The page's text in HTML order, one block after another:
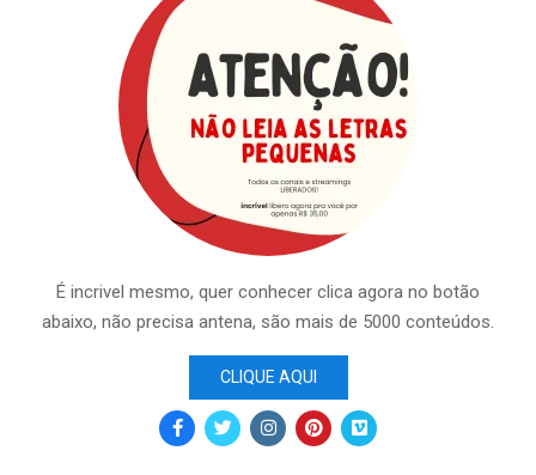
É incrivel mesmo, quer conhecer clica agora no botão
abaixo, não precisa antena, são mais de 5000 conteúdos.
CLIQUE AQUI